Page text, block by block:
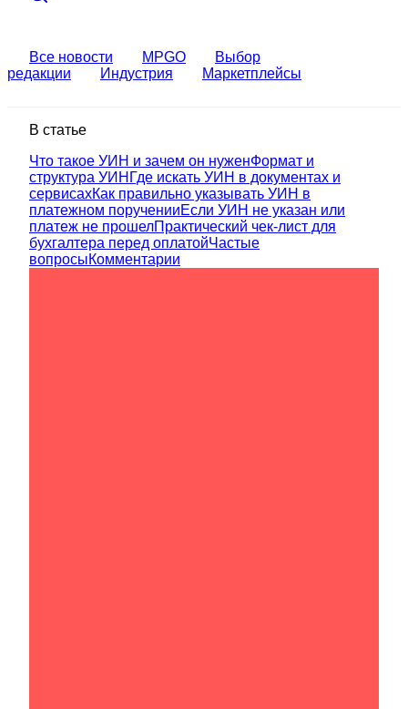
Все новости MPGO
Выбор
редакции
Индустрия Маркетплейсы
В статье
Что такое УИН и зачем он нуженФормат и
структура УИН Где искать УИН в документах и
сервисахКак правильно указывать УИН в
платежном порученииЕсли УИН не указан или
платеж не прошелПрактический чек‑лист для
бухгалтера перед оплатойЧастые
вопросыКомментарии